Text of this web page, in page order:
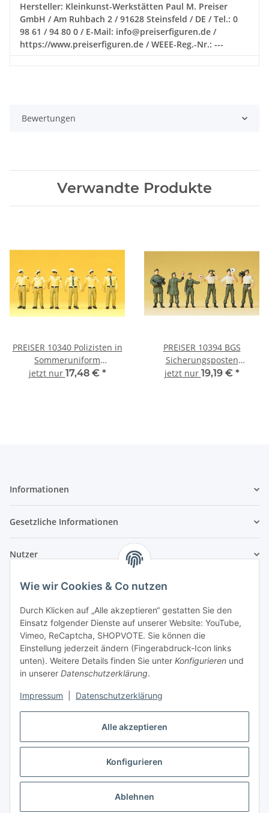
Alle akzeptieren
Konfigurieren
Ablehnen
Wie wir Cookies & Co nutzen
Durch Klicken auf „Alle akzeptieren“ gestatten Sie den
Einsatz folgender Dienste auf unserer Website: YouTube,
Vimeo, ReCaptcha, SHOPVOTE. Sie können die
Einstellung jederzeit ändern (Fingerabdruck-Icon links
unten). Weitere Details finden Sie unter Konfigurieren und
in unserer Datenschutzerklärung.
Impressum Datenschutzerklärung
Hersteller: Kleinkunst-Werkstätten Paul M. Preiser
GmbH / Am Ruhbach 2 / 91628 Steinsfeld / DE / Tel.: 0
98 61 / 94 80 0 / E-Mail: info@preiserfiguren.de /
https://www.preiserfiguren.de / WEEE-Reg.-Nr.: ---
Bewertungen
Verwandte Produkte
PREISER 10340 Polizisten in
Sommeruniform
Deutschland Figuren-Set
jetzt nur 17,48 € *
PREISER 10394 BGS
Sicherungsposten
Verkehrskontrolle Figuren-
jetzt nur 19,19 € *
Informationen
Gesetzliche Informationen
Nutzer